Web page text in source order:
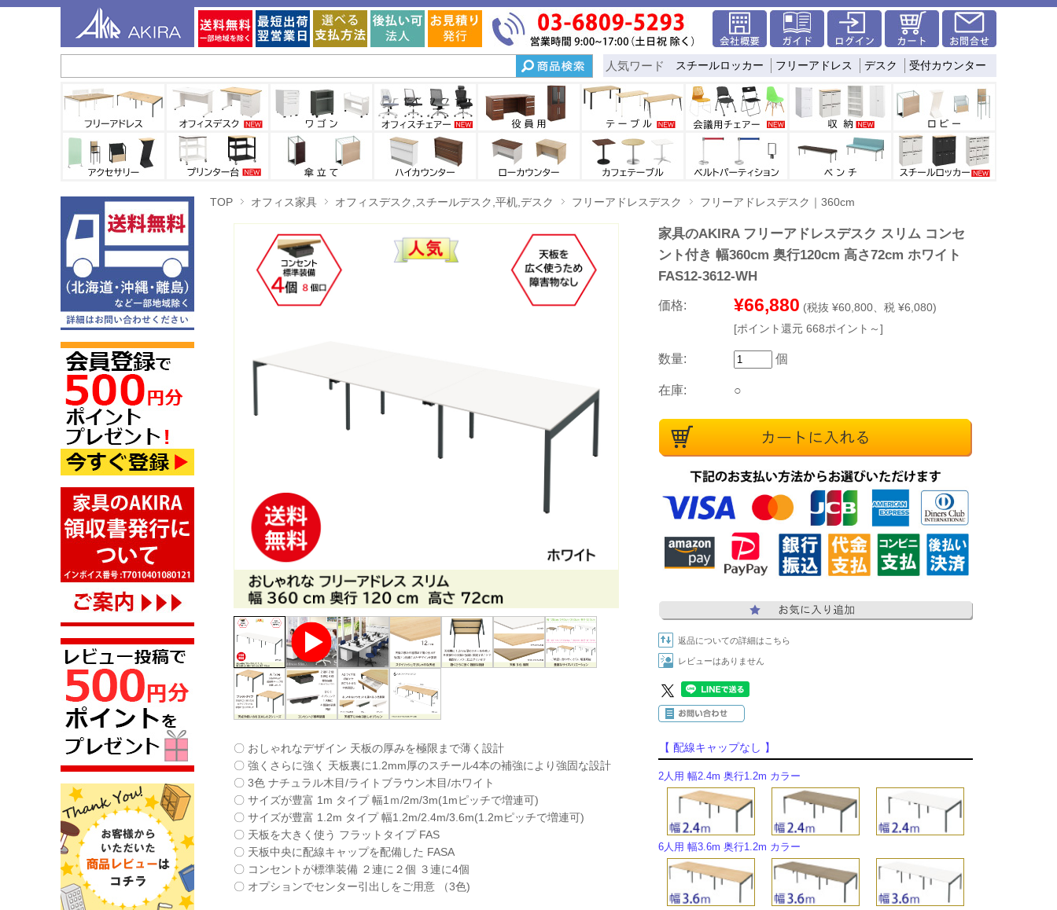
人気ワード スチールロッカー フリーアドレス デスク 受付カウンター
TOP オフィス家具 オフィスデスク,スチールデスク,平机,デスク フリーアドレスデスク フリーアドレスデスク｜360cm
〇 おしゃれなデザイン 天板の厚みを極限まで薄く設計
〇 強くさらに強く 天板裏に1.2mm厚のスチール4本の補強により強固な設計
〇 3色 ナチュラル木目/ライトブラウン木目/ホワイト
〇 サイズが豊富 1m タイプ 幅1ｍ/2m/3m(1mピッチで増連可)
〇 サイズが豊富 1.2m タイプ 幅1.2m/2.4m/3.6m(1.2mピッチで増連可)
〇 天板を大きく使う フラットタイプ FAS
〇 天板中央に配線キャップを配備した FASA
〇 コンセントが標準装備 ２連に２個 ３連に4個
〇 オプションでセンター引出しをご用意 （3色)
家具のAKIRA フリーアドレスデスク スリム コンセ
ント付き 幅360cm 奥行120cm 高さ72cm ホワイト
FAS12-3612-WH
価格: ¥66,880 (税抜 ¥60,800、税 ¥6,080)
[ポイント還元 668ポイント～]
数量: 個
在庫: ○
返品についての詳細はこちら
レビューはありません
【 配線キャップなし 】
2人用 幅2.4m 奥行1.2m カラー
6人用 幅3.6m 奥行1.2m カラー